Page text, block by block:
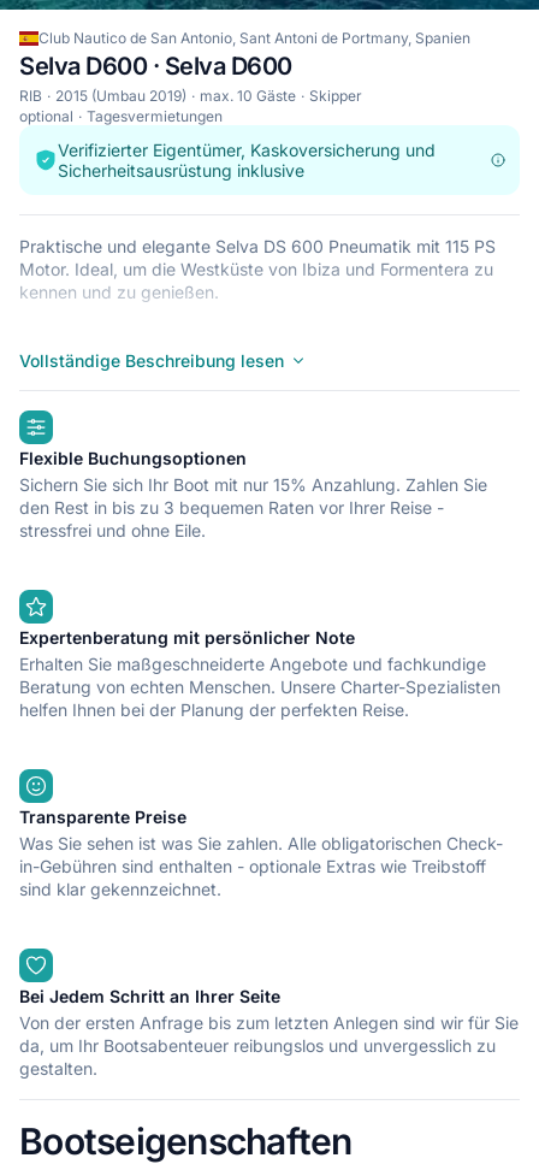
Club Nautico de San Antonio, Sant Antoni de Portmany, Spanien
Selva D600 · Selva D600
RIB 2015 (Umbau 2019) max. 10 Gäste
Skipper
optional
Tagesvermietungen
Verifizierter Eigentümer, Kaskoversicherung und
Sicherheitsausrüstung inklusive
Praktische und elegante Selva DS 600 Pneumatik mit 115 PS
Motor. Ideal, um die Westküste von Ibiza und Formentera zu
kennen und zu genießen.
einer Geschwindigkeit von 30 Knoten erreichen Sie Cala Conta
15 Minuten.
Dank des geringen Gewichts des Bootes und seiner
Gleitfähigkeit ist der Kraftstoffverbrauch gering. Ungefähr eine
Hin- und Rückfahrt nach Es Vedrá kostet 60 Euro Kraftstoff und
100 Euro nach Formentera.
besten Boote in der Bucht.
Wenn Sie einen höheren Abschluss oder eine Lizenz haben,
kann das Boot ohne Skipper gemietet werden.
Wenn Sie die Küste von Ibiza nicht kennen, geben wir Ihnen am
Tag der Anmietung eine Navigationskarte und erklären Ihnen,
ohne Straßenzugang und Pools mit kristallklarem Wasser
entdecken.
Probieren Sie es aus, es wird ein anderer Tag als in Ihrem
Urlaub sein.
Vollständige Beschreibung lesen
highlights
Flexible Buchungsoptionen
Sichern Sie sich Ihr Boot mit nur 15% Anzahlung. Zahlen Sie
den Rest in bis zu 3 bequemen Raten vor Ihrer Reise -
stressfrei und ohne Eile.
Expertenberatung mit persönlicher Note
Erhalten Sie maßgeschneiderte Angebote und fachkundige
Beratung von echten Menschen. Unsere Charter-Spezialisten
helfen Ihnen bei der Planung der perfekten Reise.
Transparente Preise
Was Sie sehen ist was Sie zahlen. Alle obligatorischen Check-
in-Gebühren sind enthalten - optionale Extras wie Treibstoff
sind klar gekennzeichnet.
Bei Jedem Schritt an Ihrer Seite
Von der ersten Anfrage bis zum letzten Anlegen sind wir für Sie
da, um Ihr Bootsabenteuer reibungslos und unvergesslich zu
gestalten.
Bootseigenschaften